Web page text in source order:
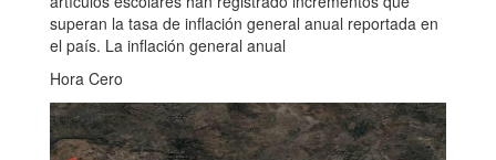
superan la tasa de inflación general anual reportada en
el país. La inflación general anual
Hora Cero